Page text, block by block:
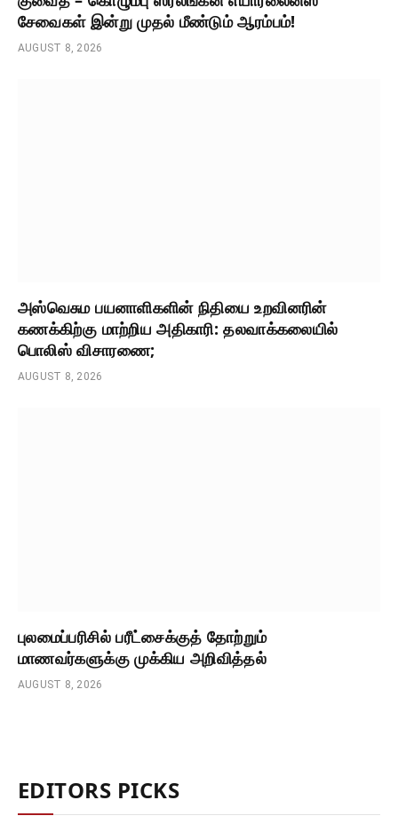
சேவைகள் இன்று முதல் மீண்டும் ஆரம்பம்!
AUGUST 8, 2026
அஸ்வெசும பயனாளிகளின் நிதியை உறவினரின்
கணக்கிற்கு மாற்றிய அதிகாரி: தலவாக்கலையில்
பொலிஸ் விசாரணை;
AUGUST 8, 2026
புலமைப்பரிசில் பரீட்சைக்குத் தோற்றும்
மாணவர்களுக்கு முக்கிய அறிவித்தல்
AUGUST 8, 2026
EDITORS PICKS